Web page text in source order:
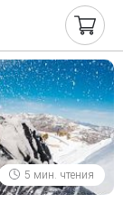
5 мин. чтения